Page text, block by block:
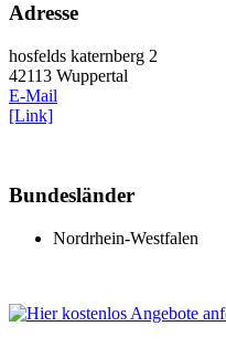
Adresse
hosfelds katernberg 2
42113 Wuppertal
E-Mail
[Link]
Bundesländer
Nordrhein-Westfalen